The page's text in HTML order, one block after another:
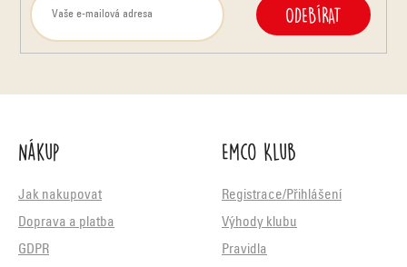
ODEBÍRAT
Nákup
Jak nakupovat
Doprava a platba
GDPR
Emco Klub
Registrace/Přihlášení
Výhody klubu
Pravidla